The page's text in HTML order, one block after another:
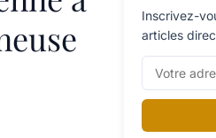
Inscrivez-
articles